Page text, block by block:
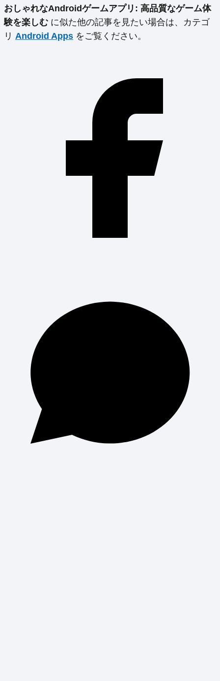
おしゃれなAndroidゲームアプリ: 高品質なゲーム体
験を楽しむ に似た他の記事を見たい場合は、カテゴ
リ Android Apps をご覧ください。